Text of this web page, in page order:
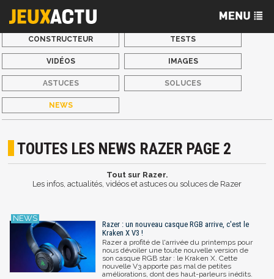
CONSTRUCTEUR TESTS
VIDÉOS IMAGES
ASTUCES SOLUCES
NEWS
TOUTES LES NEWS RAZER PAGE 2
Tout sur Razer.
Les infos, actualités, vidéos et astuces ou soluces de Razer
Razer : un nouveau casque RGB arrive, c'est le
Kraken X V3 !
Razer a profité de l'arrivée du printemps pour
nous dévoiler une toute nouvelle version de
son casque RGB star : le Kraken X. Cette
nouvelle V3 apporte pas mal de petites
améliorations, dont des haut-parleurs inédits.